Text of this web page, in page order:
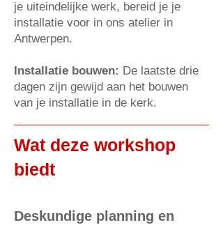
je uiteindelijke werk, bereid je je
installatie voor in ons atelier in
Antwerpen.
Installatie bouwen: De laatste drie
dagen zijn gewijd aan het bouwen
van je installatie in de kerk.
Wat deze workshop
biedt
Deskundige planning en